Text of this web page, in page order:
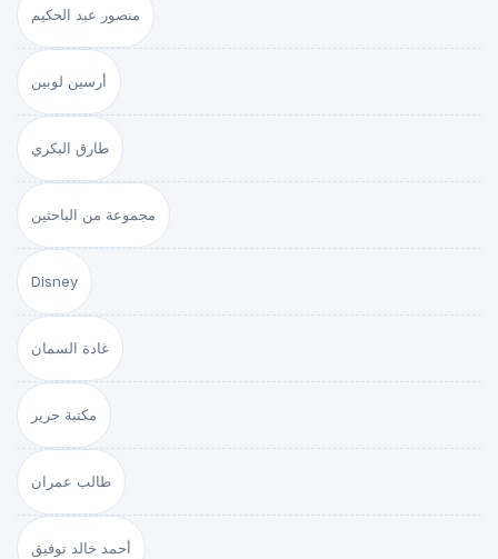
منصور عبد الحكيم
أرسين لوبين
طارق البكري
مجموعة من الباحثين
Disney
غادة السمان
مكتبة جرير
طالب عمران
أحمد خالد توفيق